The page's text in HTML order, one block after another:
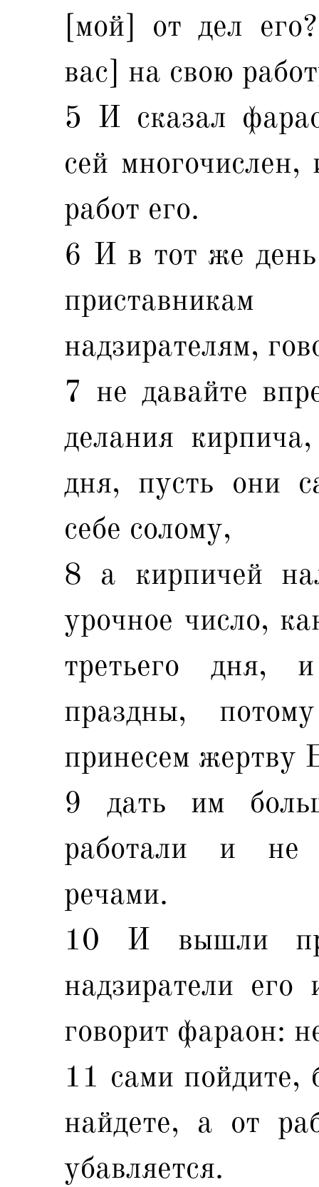
[мой] от дел
вас] на свою
5 И сказал
сей многочислен,
работ его.
6 И в тот же
надзирателям,
7 не давайте
делания
дня, пусть они
себе солому,
8 а кирпичей
урочное число,
третьего дня,
праздны,
принесем жертву
9 дать им
работали и не
речами.
10 И вышли
надзиратели
говорит фараон:
11 сами пойдите,
найдете, а от
убавляется.